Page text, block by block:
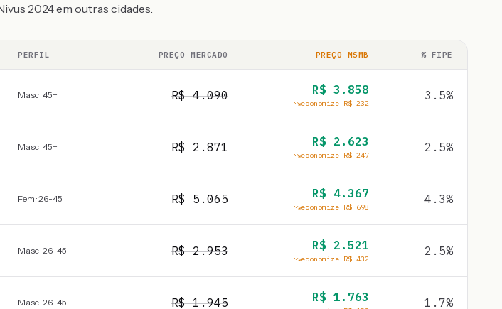
2024 em outras cidades.
PERFIL PREÇO MERCADO PREÇO MSMB % FIPE
Masc · 45+ R$4.090 R$ 3.858
economize R$ 232
3.5%
Masc · 45+ R$2.871 R$ 2.623
economize R$ 247
2.5%
Fem · 26-45 R$5.065 R$ 4.367
economize R$ 698
4.3%
Masc · 26-45 R$2.953 R$ 2.521
economize R$ 432
2.5%
Masc · 26-45 R$1.945 R$ 1.763 1.7%